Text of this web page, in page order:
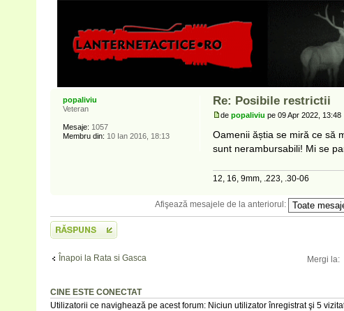
Re: Posibile restrictii
de popaliviu pe 09 Apr 2022, 13:48
Oamenii ăștia se miră ce să
sunt nerambursabili! Mi se
12, 16, 9mm, .223, .30-06
popaliviu
Veteran
Mesaje: 1057
Membru din: 10 Ian 2016, 18:13
Afişează mesajele de la anteriorul:
Scrie un răspuns
Înapoi la Rata si Gasca Mergi la:
CINE ESTE CONECTAT
Utilizatorii ce navighează pe acest forum: Niciun utilizator înregistrat şi 5